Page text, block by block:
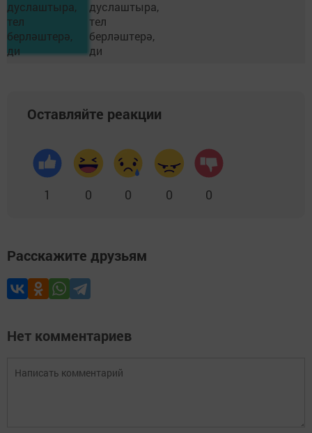
Оставляйте реакции
1 0 0 0 0
Расскажите друзьям
Нет комментариев